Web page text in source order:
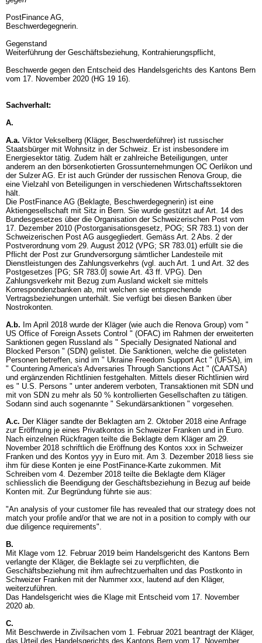
PostFinance AG,
Beschwerdegegnerin.
Gegenstand
Weiterführung der Geschäftsbeziehung, Kontrahierungspflicht,
Beschwerde gegen den Entscheid des Handelsgerichts des Kantons Bern
vom 17. November 2020 (HG 19 16).
Sachverhalt:
A.
A.a. Viktor Vekselberg (Kläger, Beschwerdeführer) ist russischer
Staatsbürger mit Wohnsitz in der Schweiz. Er ist insbesondere im
Energiesektor tätig. Zudem hält er zahlreiche Beteiligungen, unter
anderem an den börsenkotierten Grossunternehmungen OC Oerlikon und
der Sulzer AG. Er ist auch Gründer der russischen Renova Group, die
eine Vielzahl von Beteiligungen in verschiedenen Wirtschaftssektoren
hält.
Die PostFinance AG (Beklagte, Beschwerdegegnerin) ist eine
Aktiengesellschaft mit Sitz in Bern. Sie wurde gestützt auf Art. 14 des
Bundesgesetzes über die Organisation der Schweizerischen Post vom
17. Dezember 2010 (Postorganisationsgesetz, POG; SR 783.1) von der
Schweizerischen Post AG ausgegliedert. Gemäss Art. 2 Abs. 2 der
Postverordnung vom 29. August 2012 (VPG; SR 783.01) erfüllt sie die
Pflicht der Post zur Grundversorgung sämtlicher Landesteile mit
Dienstleistungen des Zahlungsverkehrs (vgl. auch Art. 1 und Art. 32 des
Postgesetzes [PG; SR 783.0] sowie Art. 43 ff. VPG). Den
Zahlungsverkehr mit Bezug zum Ausland wickelt sie mittels
Korrespondenzbanken ab, mit welchen sie entsprechende
Vertragsbeziehungen unterhält. Sie verfügt bei diesen Banken über
Nostrokonten.
A.b. Im April 2018 wurde der Kläger (wie auch die Renova Group) vom "
US Office of Foreign Assets Control " (OFAC) im Rahmen der erweiterten
Sanktionen gegen Russland als " Specially Designated National and
Blocked Person " (SDN) gelistet. Die Sanktionen, welche die gelisteten
Personen betreffen, sind im " Ukraine Freedom Support Act " (UFSA), im
" Countering America's Adversaries Through Sanctions Act " (CAATSA)
und ergänzenden Richtlinien festgehalten. Mittels dieser Richtlinien wird
es " U.S. Persons " unter anderem verboten, Transaktionen mit SDN und
mit von SDN zu mehr als 50 % kontrollierten Gesellschaften zu tätigen.
Sodann sind auch sogenannte " Sekundärsanktionen " vorgesehen.
A.c. Der Kläger sandte der Beklagten am 2. Oktober 2018 eine Anfrage
zur Eröffnung je eines Privatkontos in Schweizer Franken und in Euro.
Nach einzelnen Rückfragen teilte die Beklagte dem Kläger am 29.
November 2018 schriftlich die Eröffnung des Kontos xxx in Schweizer
Franken und des Kontos yyy in Euro mit. Am 3. Dezember 2018 liess sie
ihm für diese Konten je eine PostFinance-Karte zukommen. Mit
Schreiben vom 4. Dezember 2018 teilte die Beklagte dem Kläger
schliesslich die Beendigung der Geschäftsbeziehung in Bezug auf beide
Konten mit. Zur Begründung führte sie aus:
"An analysis of your customer file has revealed that our strategy does not
match your profile and/or that we are not in a position to comply with our
due diligence requirements".
B.
Mit Klage vom 12. Februar 2019 beim Handelsgericht des Kantons Bern
verlangte der Kläger, die Beklagte sei zu verpflichten, die
Geschäftsbeziehung mit ihm aufrechtzuerhalten und das Postkonto in
Schweizer Franken mit der Nummer xxx, lautend auf den Kläger,
weiterzuführen.
Das Handelsgericht wies die Klage mit Entscheid vom 17. November
2020 ab.
C.
Mit Beschwerde in Zivilsachen vom 1. Februar 2021 beantragt der Kläger,
das Urteil des Handelsgerichts des Kantons Bern vom 17. November